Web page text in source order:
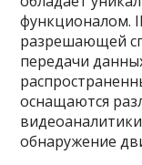
функционалом.
разрешающей
передачи
оснащаются
обнаружение